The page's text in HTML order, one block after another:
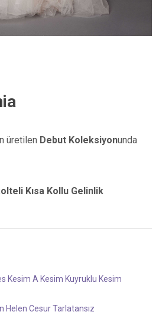
üretilen Debut Koleksiyonunda
Kısa Kollu Gelinlik
Kesim A Kesim Kuyruklu Kesim
Helen CesurTarlatansız